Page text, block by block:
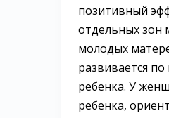
позитивный
отдельных зон
молодых
развивается
ребенка. У
ребенка,